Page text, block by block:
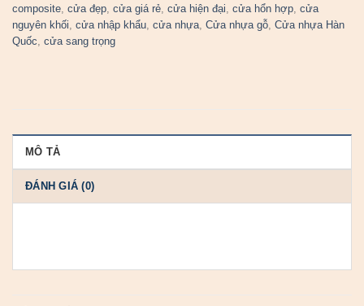
composite, cửa đẹp, cửa giá rẻ, cửa hiện đại, cửa hổn hợp, cửa
nguyên khối, cửa nhập khẩu, cửa nhựa, Cửa nhựa gỗ, Cửa nhựa Hàn
Quốc, cửa sang trọng
MÔ TẢ
ĐÁNH GIÁ (0)